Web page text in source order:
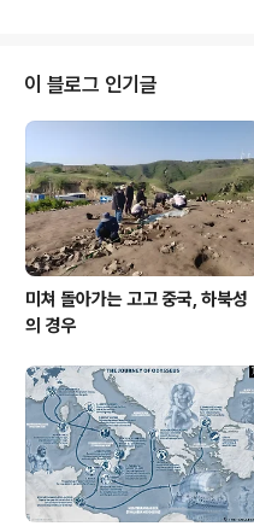
구에 미련을 못버리면서 나온다. 물론
히 결별할 수는 없겠지만, 이전 연구에
줄 자신이 없다면 그 연구는 더 이상
아니다. 자신의 평생 연구가 아직 살아
물관으로 갔는가는 자기 자신이 가장
이 블로그 인기글
미쳐 돌아가는 고고 중국, 하북성
의 경우